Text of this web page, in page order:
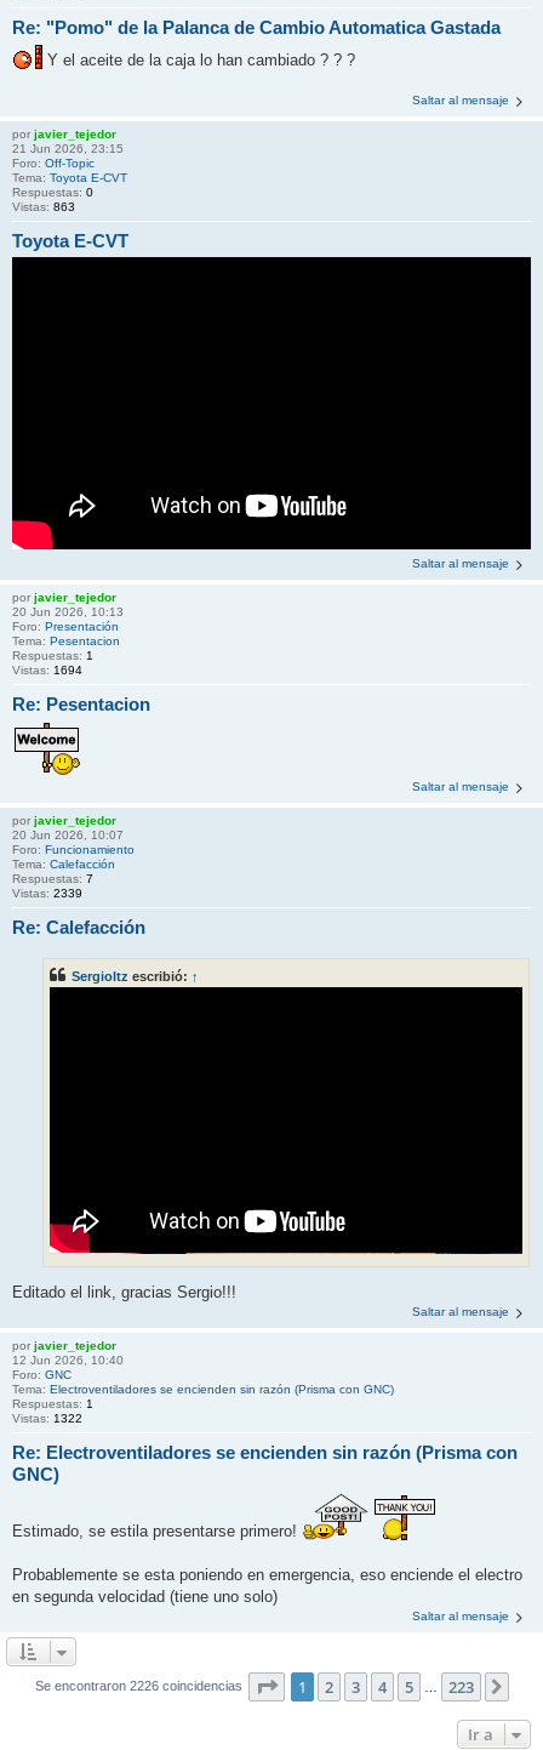
Re: "Pomo" de la Palanca de Cambio Automatica Gastada
Y el aceite de la caja lo han cambiado ? ? ?
Saltar al mensaje
por javier_tejedor
21 Jun 2026, 23:15
Foro: Off-Topic
Tema: Toyota E-CVT
Respuestas: 0
Vistas: 863
Toyota E-CVT
Saltar al mensaje
por javier_tejedor
20 Jun 2026, 10:13
Foro: Presentación
Tema: Pesentacion
Respuestas: 1
Vistas: 1694
Re: Pesentacion
Saltar al mensaje
por javier_tejedor
20 Jun 2026, 10:07
Foro: Funcionamiento
Tema: Calefacción
Respuestas: 7
Vistas: 2339
Re: Calefacción
Sergioltz escribió: ↑
Editado el link, gracias Sergio!!!
Saltar al mensaje
por javier_tejedor
12 Jun 2026, 10:40
Foro: GNC
Tema: Electroventiladores se encienden sin razón (Prisma con GNC)
Respuestas: 1
Vistas: 1322
Re: Electroventiladores se encienden sin razón (Prisma con
GNC)
Estimado, se estila presentarse primero!
Probablemente se esta poniendo en emergencia, eso enciende el electro
en segunda velocidad (tiene uno solo)
Saltar al mensaje
Se encontraron 2226 coincidencias Página de 223
1 2 3 4 5 223
Ir a